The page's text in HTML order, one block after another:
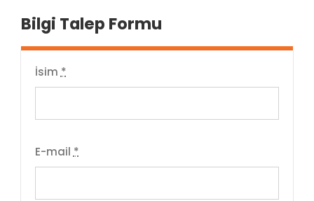
Bilgi Talep Formu
İsim*
E-mail *